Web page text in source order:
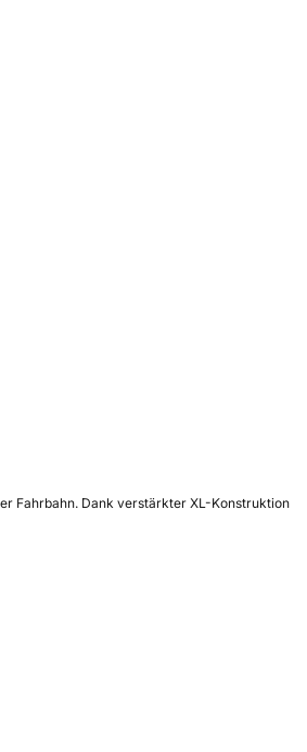
Fahrbahn. Dank verstärkter XL-Konstruktion